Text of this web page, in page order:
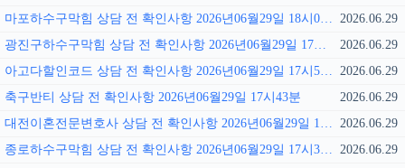
마포하수구막힘 상담 전 확인사항 2026년06월29일 18시05분 2026.06.29
광진구하수구막힘 상담 전 확인사항 2026년06월29일 17시57분
2026.06.29
아고다할인코드 상담 전 확인사항 2026년06월29일 17시50분 2026.06.29
축구반티 상담 전 확인사항 2026년06월29일 17시43분
2026.06.29
대전이혼전문변호사 상담 전 확인사항 2026년06월29일 17시36분 2026.06.29
종로하수구막힘 상담 전 확인사항 2026년06월29일 17시30분 2026.06.29